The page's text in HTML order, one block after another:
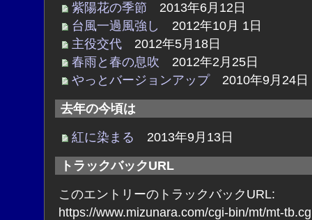
紫陽花の季節 2013年6月12日
台風一過風強し
2012年10月 1日
主役交代2012年5月18日
春雨と春の息吹 2012年2月25日
やっとバージョンアップ2010年9月24日
去年の今頃は
紅に染まる 2013年9月13日
トラックバックURL
このエントリーのトラックバックURL:
https://www.mizunara.com/cgi-bin/mt/mt-